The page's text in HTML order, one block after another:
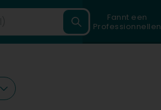
Fannt een
Professionnellen